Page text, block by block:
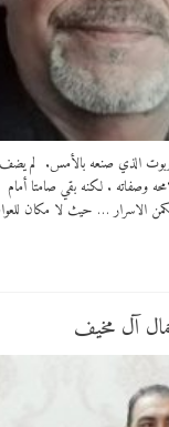
الذي صنعه بالأمس. لم يضف
وصفاته . لكنه بقي صامتا أمام
الاسرار … حيث لا
آل مخيف